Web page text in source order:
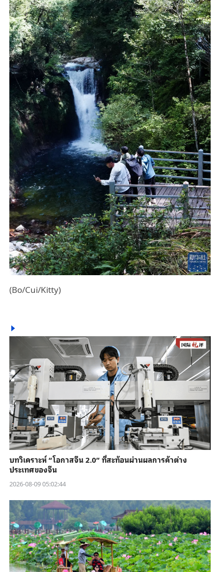
(Bo/Cui/Kitty)
บทวิเคราะห์ “โอกาสจีน 2.0” ที่สะท้อนผ่านผลการค้าต่าง
ประเทศของจีน
2026-08-09 05:02:44